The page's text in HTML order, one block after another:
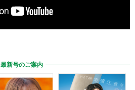
最新号のご案内